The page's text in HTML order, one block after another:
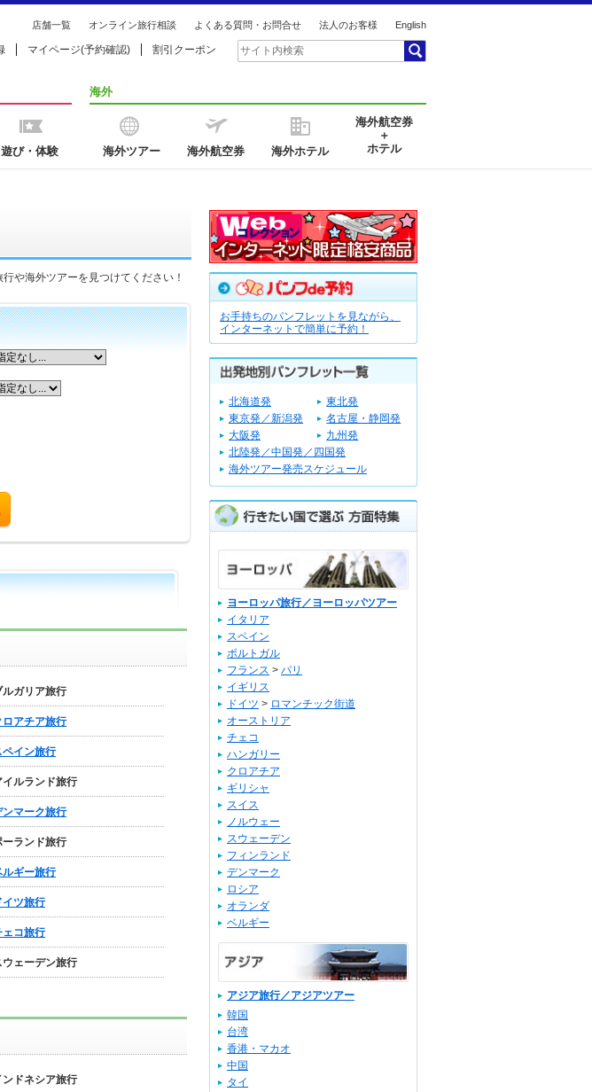
店舗一覧 オンライン旅行相談 よくある質問・お問合せ 法人のお客様 English
マイページ(予約確認) 割引クーポン
遊び・体験
海外
海外ツアー 海外航空券 海外ホテル
海外航空券
＋
ホテル
や海外ツアーを見つけてください！
ルガリア旅行
ロアチア旅行
ペイン旅行
イルランド旅行
ンマーク旅行
ーランド旅行
ルギー旅行
イツ旅行
ェコ旅行
ウェーデン旅行
ンドネシア旅行
お手持ちのパンフレットを見ながら、
インターネットで簡単に予約！
北海道発
東北発
東京発／新潟発
名古屋・静岡発
大阪発
九州発
北陸発／中国発／四国発
海外ツアー発売スケジュール
ヨーロッパ旅行／ヨーロッパツアー
イタリア
スペイン
ポルトガル
フランス > パリ
イギリス
ドイツ > ロマンチック街道
オーストリア
チェコ
ハンガリー
クロアチア
ギリシャ
スイス
ノルウェー
スウェーデン
フィンランド
デンマーク
ロシア
オランダ
ベルギー
アジア旅行／アジアツアー
韓国
台湾
香港・マカオ
中国
タイ